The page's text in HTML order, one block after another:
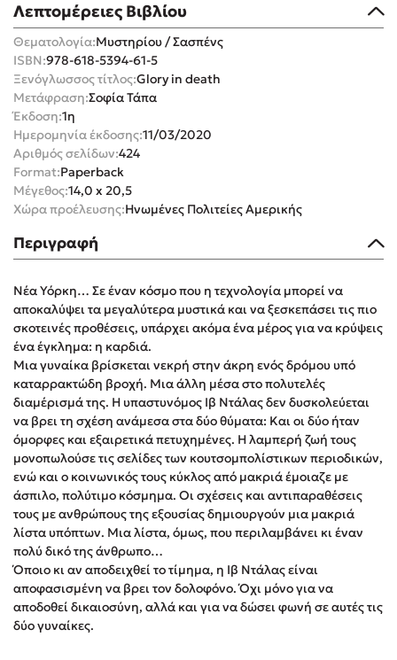
Η μέθοδος Αφήστε τους
Δημοφιλείς Συγγραφείς
Φυστίκι ΠουΚυλάει
El Sombrero
Sebastian Fitzek
Freida McFadden
Κατρίνα Τσάνταλη
Lucinda Riley
Mimi Matthews
Benzamin Bécue
Rebecca Yarros
Teo Benedetti
Τζένη Κουτσοδημητροπούλου
Emily Henry
Ali Hazelwood
Cori Doerrfeld
Pierdomenico Baccalario
Δανάη Ιμπραχήμ
Λεπτομέρειες Βιβλίου
Θεματολογία:Μυστηρίου / Σασπένς
ISBN:978-618-5394-61-5
Ξενόγλωσσος τίτλος:Glory in death
Μετάφραση:Σοφία Τάπα
Έκδοση:1η
Ημερομηνία έκδοσης:11/03/2020
Αριθμός σελίδων:424
Format:Paperback
Μέγεθος:14,0 x 20,5
Χώρα προέλευσης:Ηνωμένες Πολιτείες Αμερικής
Περιγραφή
Νέα Υόρκη… Σε έναν κόσμο που η τεχνολογία μπορεί να
αποκαλύψει τα μεγαλύτερα μυστικά και να ξεσκεπάσει τις πιο
σκοτεινές προθέσεις, υπάρχει ακόμα ένα μέρος για να κρύψεις
ένα έγκλημα: η καρδιά.
Μια γυναίκα βρίσκεται νεκρή στην άκρη ενός δρόμου υπό
καταρρακτώδη βροχή. Μια άλλη μέσα στο πολυτελές
διαμέρισμά της. Η υπαστυνόμος Ιβ Ντάλας δεν δυσκολεύεται
να βρει τη σχέση ανάμεσα στα δύο θύματα: Και οι δύο ήταν
όμορφες και εξαιρετικά πετυχημένες. Η λαμπερή ζωή τους
μονοπωλούσε τις σελίδες των κουτσομπολίστικων περιοδικών,
ενώ και ο κοινωνικός τους κύκλος από μακριά έμοιαζε με
άσπιλο, πολύτιμο κόσμημα. Οι σχέσεις και αντιπαραθέσεις
τους με ανθρώπους της εξουσίας δημιουργούν μια μακριά
λίστα υπόπτων. Μια λίστα, όμως, που περιλαμβάνει κι έναν
πολύ δικό της άνθρωπο…
Όποιο κι αν αποδειχθεί το τίμημα, η Ιβ Ντάλας είναι
αποφασισμένη να βρει τον δολοφόνο. Όχι μόνο για να
αποδοθεί δικαιοσύνη, αλλά και για να δώσει φωνή σε αυτές τις
δύο γυναίκες.